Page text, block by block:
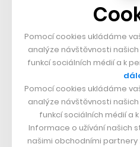
Roční členský program
šedesát tisíc korun a pak 12
komplexní screening Signal
několika desítek
které by služby HX Clinic
Pomocí cookies ukládáme
analýze návštěvnosti
funkcí sociálních médií a k
Pomocí cookies ukládáme
analýze návštěvnosti
funkcí sociálních médií a
Informace o užívání našich
našimi obchodními